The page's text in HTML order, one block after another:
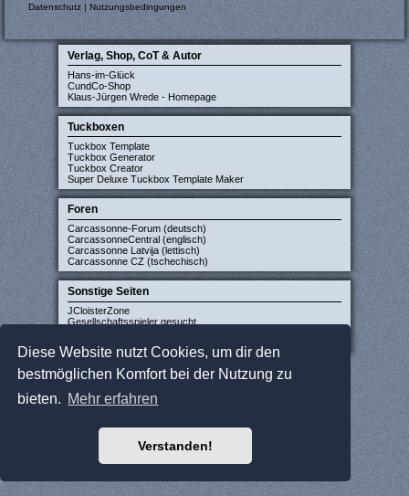
Diese Website nutzt Cookies, um dir den
bestmöglichen Komfort bei der Nutzung zu
bieten. Mehr erfahren
Verstanden!
Datenschutz | Nutzungsbedingungen
Verlag, Shop, CoT & Autor
Hans-im-Glück
CundCo-Shop
Klaus-Jürgen Wrede - Homepage
Tuckboxen
Tuckbox Template
Tuckbox Generator
Tuckbox Creator
Super Deluxe Tuckbox Template Maker
Foren
Carcassonne-Forum (deutsch)
CarcassonneCentral (englisch)
Carcassonne Latvija (lettisch)
Carcassonne CZ (tschechisch)
Sonstige Seiten
JCloisterZone
Gesellschaftsspieler gesucht